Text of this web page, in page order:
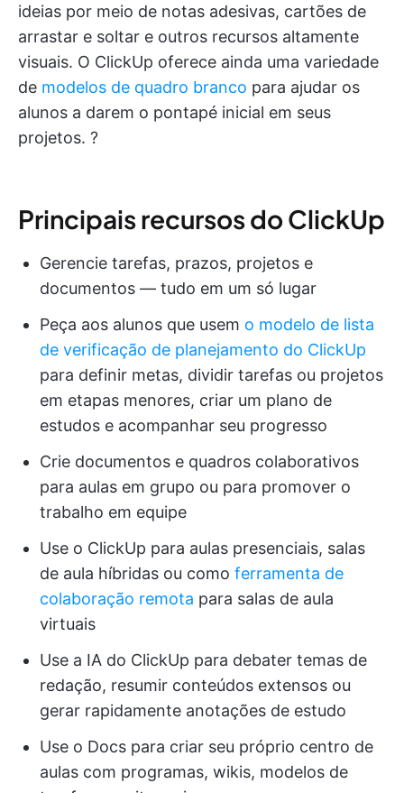
ideias por meio de notas adesivas, cartões de
arrastar e soltar e outros recursos altamente
visuais. O ClickUp oferece ainda uma variedade
de modelos de quadro branco para ajudar os
alunos a darem o pontapé inicial em seus
projetos. ?
Principais recursos do ClickUp
Gerencie tarefas, prazos, projetos e
documentos — tudo em um só lugar
Peça aos alunos que usem o modelo de lista
de verificação de planejamento do ClickUp
para definir metas, dividir tarefas ou projetos
em etapas menores, criar um plano de
estudos e acompanhar seu progresso
Crie documentos e quadros colaborativos
para aulas em grupo ou para promover o
trabalho em equipe
Use o ClickUp para aulas presenciais, salas
de aula híbridas ou como ferramenta de
colaboração remota para salas de aula
virtuais
Use a IA do ClickUp para debater temas de
redação, resumir conteúdos extensos ou
gerar rapidamente anotações de estudo
Use o Docs para criar seu próprio centro de
aulas com programas, wikis, modelos de